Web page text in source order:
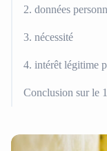
2. données
3. nécessité
4. intérêt légitime
Conclusion sur le